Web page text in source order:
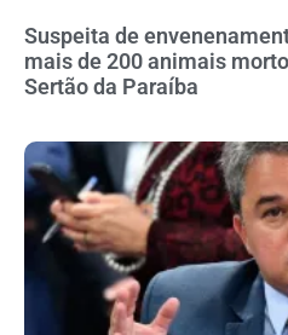
Suspeita de
mais de 200 animais
Sertão da Paraíba